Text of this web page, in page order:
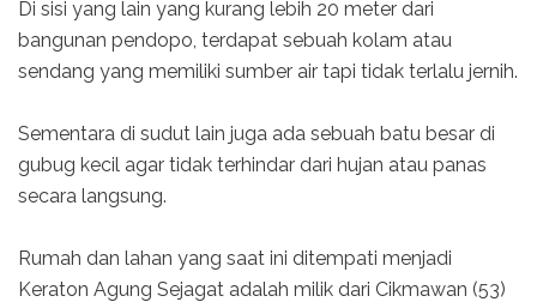
Di sisi yang lain yang kurang lebih 20 meter dari
bangunan pendopo, terdapat sebuah kolam atau
sendang yang memiliki sumber air tapi tidak terlalu jernih.
Sementara di sudut lain juga ada sebuah batu besar di
gubug kecil agar tidak terhindar dari hujan atau panas
secara langsung.
Rumah dan lahan yang saat ini ditempati menjadi
Keraton Agung Sejagat adalah milik dari Cikmawan (53)